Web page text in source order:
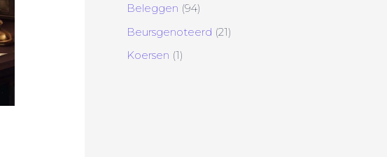
Beleggen (94)
Beursgenoteerd (21)
Koersen (1)